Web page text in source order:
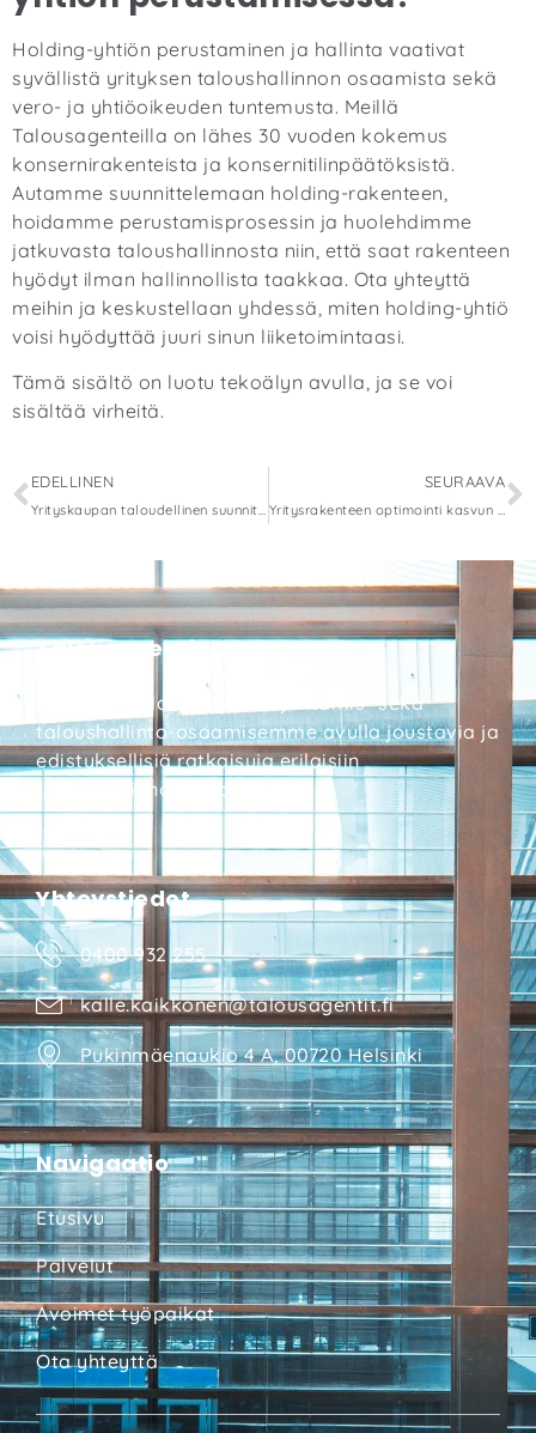
Holding-yhtiön perustaminen ja hallinta vaativat
syvällistä yrityksen taloushallinnon osaamista sekä
vero- ja yhtiöoikeuden tuntemusta. Meillä
Talousagenteilla on lähes 30 vuoden kokemus
konsernirakenteista ja konsernitilinpäätöksistä.
Autamme suunnittelemaan holding-rakenteen,
hoidamme perustamisprosessin ja huolehdimme
jatkuvasta taloushallinnosta niin, että saat rakenteen
hyödyt ilman hallinnollista taakkaa. Ota yhteyttä
meihin ja keskustellaan yhdessä, miten holding-yhtiö
voisi hyödyttää juuri sinun liiketoimintaasi.
Tämä sisältö on luotu tekoälyn avulla, ja se voi
sisältää virheitä.
EDELLINEN SEURAAVA
Talousagentit Oy
Tarjoamme laaja-alaisen johtamis- sekä
taloushallinto-osaamisemme avulla joustavia ja
edistyksellisiä ratkaisuja erilaisiin
taloushallinnon tarpeisiin.
Yhteystiedot
0400 932 255
kalle.kaikkonen@talousagentit.fi
Pukinmäenaukio 4 A, 00720 Helsinki
Navigaatio
Etusivu
Palvelut
Avoimet työpaikat
Ota yhteyttä